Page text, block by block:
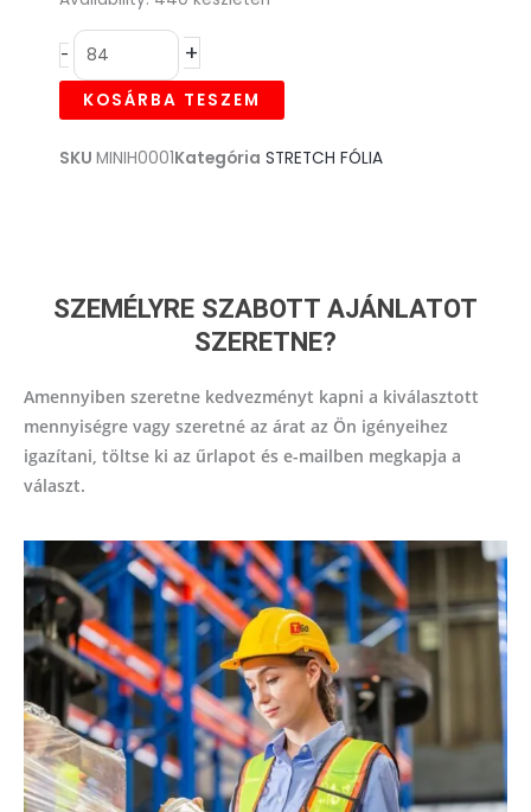
WAS:
714,00FT.
IS:
-
kézi
stretch
fólia,
23my
Transzparens
mennyiség
+
KOSÁRBA TESZEM
SKU MINIH0001Kategória STRETCH FÓLIA
SZEMÉLYRE SZABOTT AJÁNLATOT
SZERETNE?
Amennyiben szeretne kedvezményt kapni a kiválasztott
mennyiségre vagy szeretné az árat az Ön igényeihez
igazítani, töltse ki az űrlapot és e-mailben megkapja a
választ.